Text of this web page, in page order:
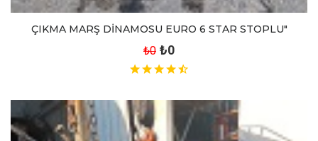
ÇIKMA MARŞ DİNAMOSU EURO 6 STAR STOPLU"
₺0 ₺0